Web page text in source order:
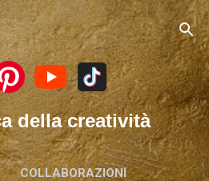
contenuti principali
della creatività
COLLABORAZIONI